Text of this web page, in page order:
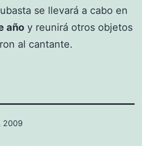
se llevará a cabo en
año y reunirá otros objetos
al cantante.
2009